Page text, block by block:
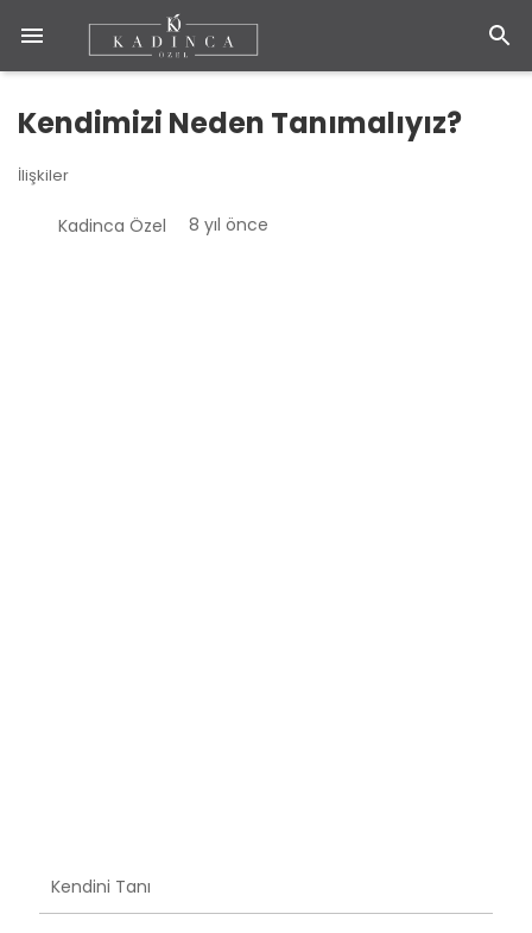
Kendimizi Neden Tanımalıyız?
İlişkiler
Kadinca Özel 8 yıl önce
Kendini Tanı